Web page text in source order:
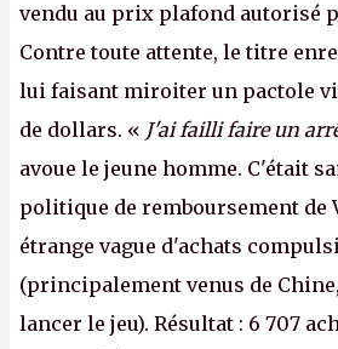
vendu au prix plafond autorisé
Contre toute attente, le titre
lui faisant miroiter un pactole
de dollars. « J'ai failli faire un
avoue le jeune homme. C'était
politique de remboursement de
étrange vague d'achats
(principalement venus de
lancer le jeu). Résultat : 6 707